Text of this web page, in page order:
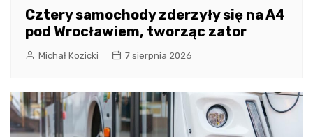
Cztery samochody zderzyły się na A4
pod Wrocławiem, tworząc zator
Michał Kozicki 7 sierpnia 2026